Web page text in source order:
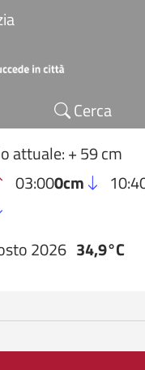
principale
Cerca
attuale: + 59 cm
03:000cm
2026 34,9°C